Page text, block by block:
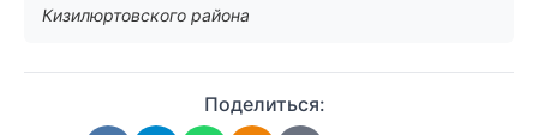
Кизилюртовского района
Поделиться: